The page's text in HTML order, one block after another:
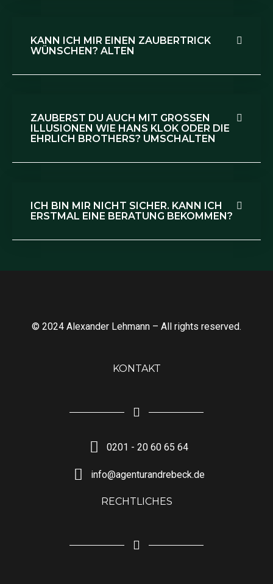
KANN ICH MIR EINEN ZAUBERTRICK
WÜNSCHEN? ALTEN
ZAUBERST DU AUCH MIT GROSSEN I
LLUSIONEN WIE HANS KLOK ODER DIE E
HRLICH BROTHERS? UMSCHALTEN
ICH BIN MIR NICHT SICHER. KANN ICH
ERSTMAL EINE BERATUNG BEKOMMEN?
© 2024 Alexander Lehmann – All rights reserved.
KONTAKT
0201 - 20 60 65 64
info@agenturandrebeck.de
RECHTLICHES